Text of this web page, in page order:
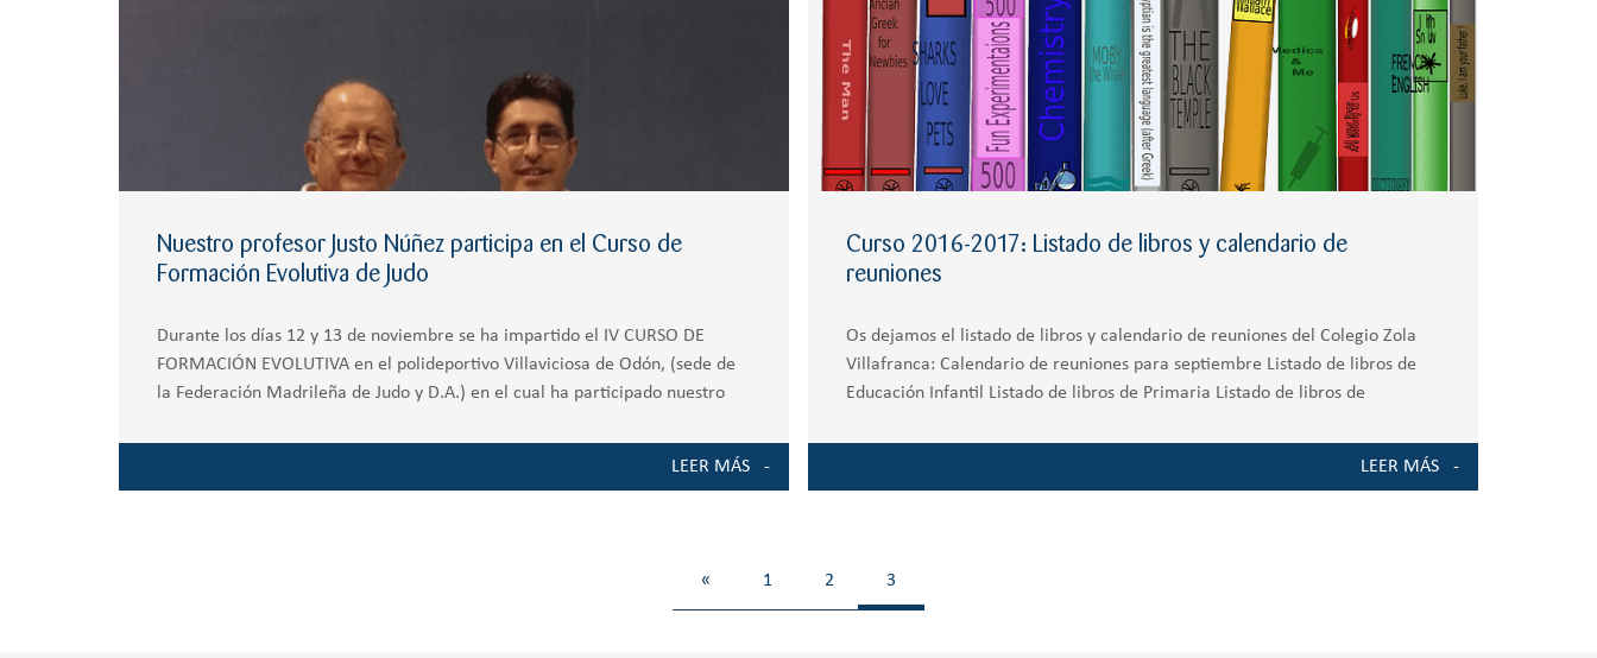
Nuestro profesor Justo Núñez participa en el Curso de
Formación Evolutiva de Judo
Durante los días 12 y 13 de noviembre se ha impartido el IV CURSO DE
FORMACIÓN EVOLUTIVA en el polideportivo Villaviciosa de Odón, (sede de
la Federación Madrileña de Judo y D.A.) en el cual ha participado nuestro
LEER MÁS
Curso 2016-2017: Listado de libros y calendario de
reuniones
Os dejamos el listado de libros y calendario de reuniones del Colegio Zola
Villafranca: Calendario de reuniones para septiembre Listado de libros de
Educación Infantil Listado de libros de Primaria Listado de libros de
LEER MÁS
« 1 2 3